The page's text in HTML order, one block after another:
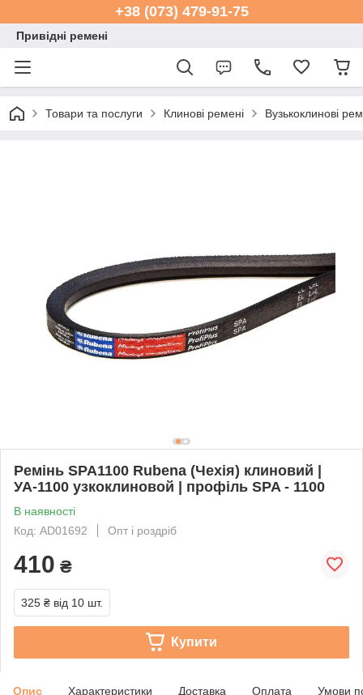
+38 (073) 479-91-75
Привідні ремені
Товари та послуги Клинові ремені Вузькоклинові
Ремінь SPA1100 Rubena (Чехія) клиновий |
УА-1100 узкоклиновой | профіль SPA - 1100
В наявності
Код: AD01692
Опт і роздріб
410 ₴
325 ₴ від 10 шт.
Купити
Опис Характеристики Доставка Оплата Умови